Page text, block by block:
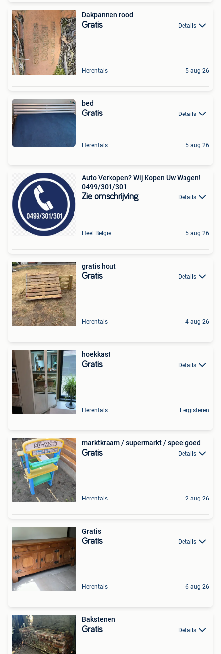
Dakpannen rood
Gratis Details
Herentals 5 aug 26
bed
Gratis Details
Herentals 5 aug 26
Auto Verkopen? Wij Kopen Uw Wagen!
0499/301/301
Zie omschrijving Details
Heel België 5 aug 26
gratis hout
Gratis Details
Herentals 4 aug 26
hoekkast
Gratis Details
Herentals Eergisteren
marktkraam / supermarkt / speelgoed
Gratis Details
Herentals 2 aug 26
Gratis
Gratis Details
Herentals 6 aug 26
Bakstenen
Gratis Details